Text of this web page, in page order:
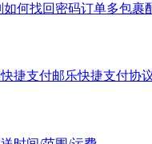
如何找回密码订单多包裹
捷支付邮乐快捷支付协